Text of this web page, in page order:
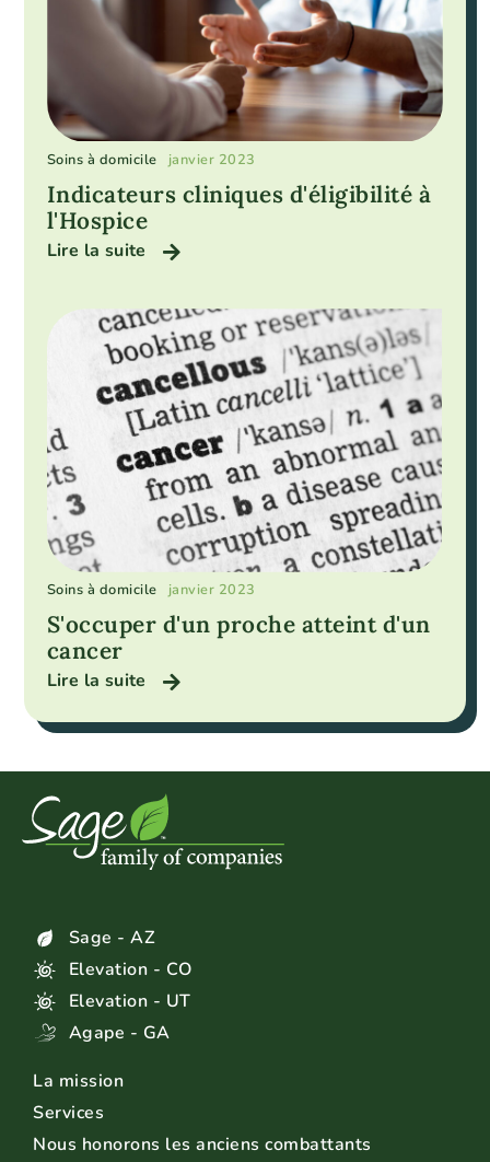
Soins à domicile janvier 2023
Indicateurs cliniques d'éligibilité à
l'Hospice
Lire la suite
Soins à domicile janvier 2023
S'occuper d'un proche atteint d'un
cancer
Lire la suite
Sage - AZ
Elevation - CO
Elevation - UT
Agape - GA
La mission
Services
Nous honorons les anciens combattants